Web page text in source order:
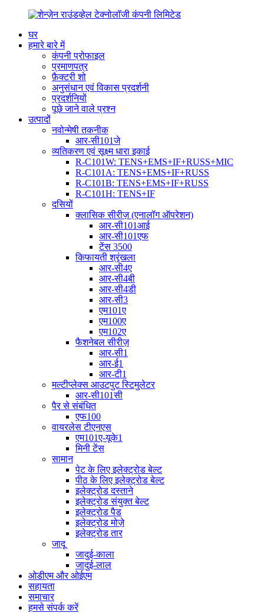
घर
हमारे बारे में
कंपनी प्रोफाइल
प्रमाणपत्र
फ़ैक्टरी शो
अनुसंधान एवं विकास प्रदर्शनी
प्रदर्शनियों
पूछे जाने वाले प्रश्न
उत्पादों
नवोन्मेषी तकनीक
आर-सी101जे
व्यतिकरण एवं सूक्ष्म धारा इकाई
R-C101W: TENS+EMS+IF+RUSS+MIC
R-C101A: TENS+EMS+IF+RUSS
R-C101B: TENS+EMS+IF+RUSS
R-C101H: TENS+IF
दसियों
क्लासिक सीरीज़ (एनालॉग ऑपरेशन)
आर-सी101आई
आर-सी101एफ
टेंस 3500
किफायती श्रृंखला
आर-सी4ए
आर-सी4बी
आर-सी4डी
आर-सी3
एम101ए
एम100ए
एम102ए
फैशनेबल सीरीज़
आर-सी1
आर-ई1
आर-टी1
मल्टीप्लेक्स आउटपुट स्टिमुलेटर
आर-सी101सी
पैर से संबंधित
एफ100
वायरलेस टीएनएस
एम101ए-यूके1
मिनी टेंस
सामान
पेट के लिए इलेक्ट्रोड बेल्ट
पीठ के लिए इलेक्ट्रोड बेल्ट
इलेक्ट्रोड दस्ताने
इलेक्ट्रोड संयुक्त बेल्ट
इलेक्ट्रोड पैड
इलेक्ट्रोड मोज़े
इलेक्ट्रोड तार
जादू
जादुई-काला
जादुई-लाल
ओडीएम और ओईएम
सहायता
समाचार
हमसे संपर्क करें